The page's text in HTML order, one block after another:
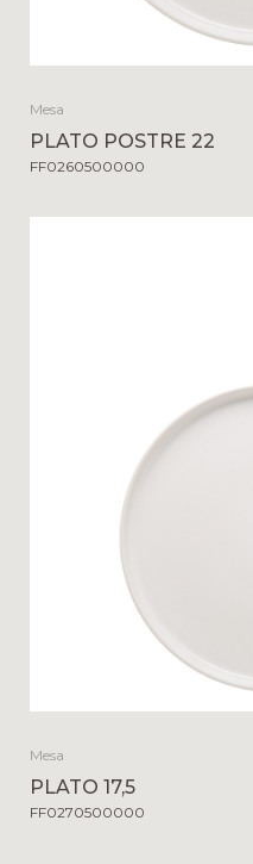
Mesa
PLATO POSTRE 22
FF0260500000
Mesa
PLATO 17,5
FF0270500000